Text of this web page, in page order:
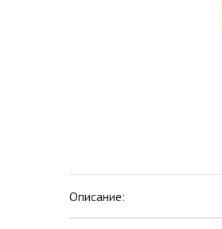
Описание: